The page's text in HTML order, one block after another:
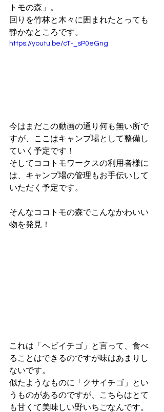
トモの森」。
回りを竹林と木々に囲まれたとっても
静かなところです。
https://youtu.be/cT-_sP0eGng
今はまだこの動画の通り何も無い所で
すが、ここはキャンプ場として整備し
ていく予定です！
そしてココトモワークスの利用者様に
は、キャンプ場の管理もお手伝いして
いただく予定です。
そんなココトモの森でこんなかわいい
物を発見！
これは「ヘビイチゴ」と言って、食べ
ることはできるのですが味はあまりし
ないです。
似たようなものに「クサイチゴ」とい
うものがあるのですが、こちらはとて
も甘くて美味しい野いちごなんです。